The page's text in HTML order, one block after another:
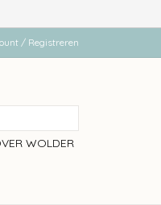
/ Registreren
WOLDER